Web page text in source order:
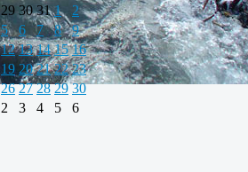
29 30 31 1
2
5 6 7 8
9
12 13 14 15 16
19 20 21 22 23
26 27 28 29 30
2 3 4 5 6